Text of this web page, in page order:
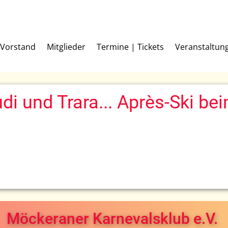
Vorstand Mitglieder Termine | Tickets
und Trara... Après-Ski
Möckeraner Karnevalsklub e.V.